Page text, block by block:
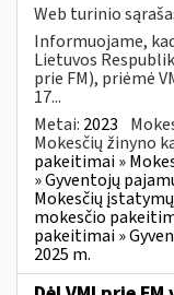
Web turinio
Informuojame,
Lietuvos
prie FM), priėmė
17...
Metai: 2023
Mokesčių žinyno
pakeitimai »
» Gyventojų
Mokesčių
mokesčio
pakeitimai »
2025 m.